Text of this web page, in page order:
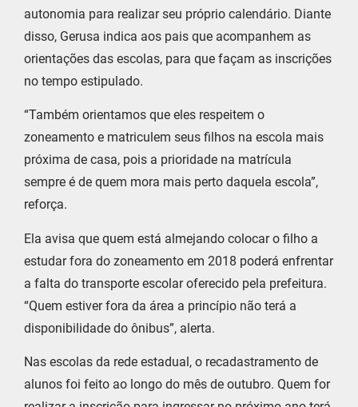
autonomia para realizar seu próprio calendário. Diante
disso, Gerusa indica aos pais que acompanhem as
orientações das escolas, para que façam as inscrições
no tempo estipulado.
“Também orientamos que eles respeitem o
zoneamento e matriculem seus filhos na escola mais
próxima de casa, pois a prioridade na matrícula
sempre é de quem mora mais perto daquela escola”,
reforça.
Ela avisa que quem está almejando colocar o filho a
estudar fora do zoneamento em 2018 poderá enfrentar
a falta do transporte escolar oferecido pela prefeitura.
“Quem estiver fora da área a princípio não terá a
disponibilidade do ônibus”, alerta.
Nas escolas da rede estadual, o recadastramento de
alunos foi feito ao longo do mês de outubro. Quem for